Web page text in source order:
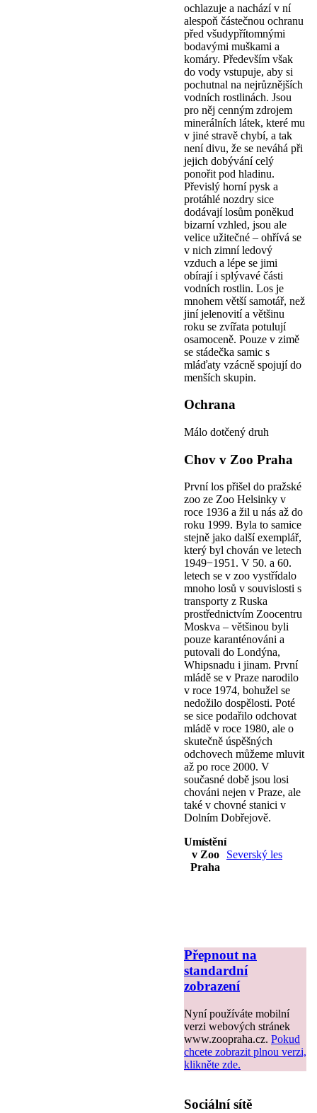
ochlazuje a nachází v ní
alespoň částečnou ochranu
před všudypřítomnými
bodavými muškami a
komáry. Především však
do vody vstupuje, aby si
pochutnal na nejrůznějších
vodních rostlinách. Jsou
pro něj cenným zdrojem
minerálních látek, které mu
v jiné stravě chybí, a tak
není divu, že se neváhá při
jejich dobývání celý
ponořit pod hladinu.
Převislý horní pysk a
protáhlé nozdry sice
dodávají losům poněkud
bizarní vzhled, jsou ale
velice užitečné – ohřívá se
v nich zimní ledový
vzduch a lépe se jimi
obírají i splývavé části
vodních rostlin. Los je
mnohem větší samotář, než
jiní jelenovití a většinu
roku se zvířata potulují
osamoceně. Pouze v zimě
se stádečka samic s
mláďaty vzácně spojují do
menších skupin.
Ochrana
Málo dotčený druh
Chov v Zoo Praha
První los přišel do pražské
zoo ze Zoo Helsinky v
roce 1936 a žil u nás až do
roku 1999. Byla to samice
stejně jako další exemplář,
který byl chován ve letech
1949−1951. V 50. a 60.
letech se v zoo vystřídalo
mnoho losů v souvislosti s
transporty z Ruska
prostřednictvím Zoocentru
Moskva – většinou byli
pouze karanténováni a
putovali do Londýna,
Whipsnadu i jinam. První
mládě se v Praze narodilo
v roce 1974, bohužel se
nedožilo dospělosti. Poté
se sice podařilo odchovat
mládě v roce 1980, ale o
skutečně úspěšných
odchovech můžeme mluvit
až po roce 2000. V
současné době jsou losi
chováni nejen v Praze, ale
také v chovné stanici v
Dolním Dobřejově.
Umístění
v Zoo
Praha
Severský les
Přepnout na
standardní
zobrazení
Nyní používáte mobilní
verzi webových stránek
www.zoopraha.cz. Pokud
chcete zobrazit plnou verzi,
klikněte zde.
Sociální sítě